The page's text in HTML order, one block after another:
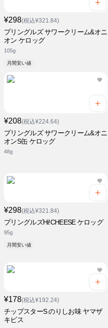
¥298(税込¥321.84)
プリングルズ サワークリーム&オニ
オン ケロッグ
105g
月間安い値
¥208(税込¥224.64)
プリングルズ サワークリーム&オニ
オンS缶 ケロッグ
48g
¥298(税込¥321.84)
プリングルズHi!CHEESE ケロッグ
95g
月間安い値
¥178(税込¥192.24)
チップスターS のりしお味 ヤマザ
キビス